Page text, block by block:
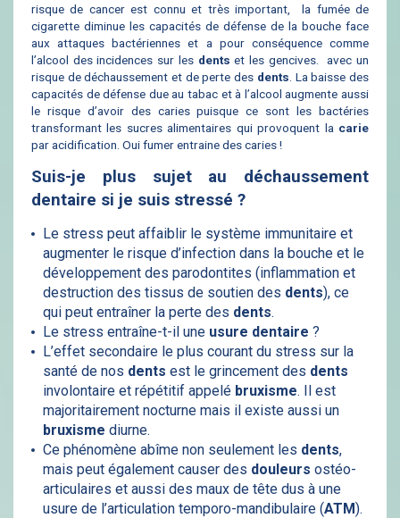
risque de cancer est connu et très important, la fumée de
cigarette diminue les capacités de défense de la bouche face
aux attaques bactériennes et a pour conséquence comme
l’alcool des incidences sur les dents et les gencives. avec un
risque de déchaussement et de perte des dents . La baisse des
capacités de défense due au tabac et à l’alcool augmente aussi
le risque d’avoir des caries puisque ce sont les bactéries
transformant les sucres alimentaires qui provoquent la carie
par acidification. Oui fumer entraine des caries !
Suis-je plus sujet au déchaussement
dentaire si je suis stressé ?
Le stress peut affaiblir le système immunitaire et
augmenter le risque d’infection dans la bouche et le
développement des parodontites (inflammation et
destruction des tissus de soutien des dents), ce
qui peut entraîner la perte des dents.
Le stress entraîne-t-il une usure dentaire ?
L’effet secondaire le plus courant du stress sur la
santé de nos dents est le grincement des dents
involontaire et répétitif appelé bruxisme. Il est
majoritairement nocturne mais il existe aussi un
bruxisme diurne.
Ce phénomène abîme non seulement les dents,
mais peut également causer des douleurs ostéo-
articulaires et aussi des maux de tête dus à une
usure de l’articulation temporo-mandibulaire (ATM).